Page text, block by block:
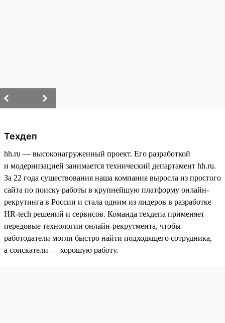
Техдеп
hh.ru — высоконагруженный проект. Его разработкой
и модернизацией занимается технический департамент hh.ru.
За 22 года существования наша компания выросла из простого
сайта по поиску работы в крупнейшую платформу онлайн-
рекрутинга в России и стала одним из лидеров в разработке
HR-tech решений и сервисов. Команда техдепа применяет
передовые технологии онлайн-рекрутмента, чтобы
работодатели могли быстро найти подходящего сотрудника,
а соискатели — хорошую работу.